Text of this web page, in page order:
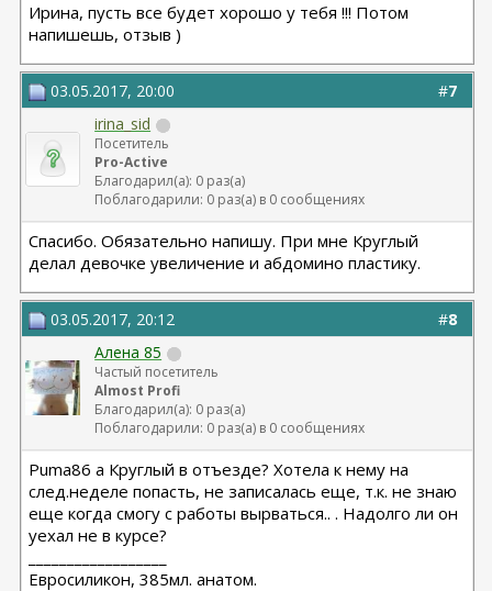
Ирина, пусть все будет хорошо у тебя !!! Потом
напишешь, отзыв )
#7
03.05.2017, 20:00
irina_sid
Посетитель
Pro-Active
Благодарил(а): 0 раз(а)
Поблагодарили: 0 раз(а) в 0 сообщениях
Спасибо. Обязательно напишу. При мне Круглый
делал девочке увеличение и абдомино пластику.
#8
03.05.2017, 20:12
Алена 85
Частый посетитель
Almost Profi
Благодарил(а): 0 раз(а)
Поблагодарили: 0 раз(а) в 0 сообщениях
Puma86 а Круглый в отъезде? Хотела к нему на
след.неделе попасть, не записалась еще, т.к. не знаю
еще когда смогу с работы вырваться.. . Надолго ли он
уехал не в курсе?
Евросиликон, 385мл. анатом.